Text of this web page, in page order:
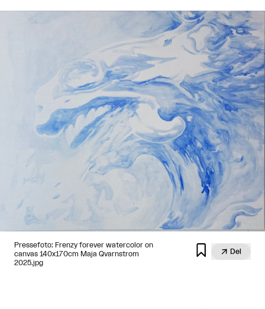
Pressefoto: Frenzy forever watercolor on
canvas 140x170cm Maja Qvarnstrom
2025.jpg
  Del